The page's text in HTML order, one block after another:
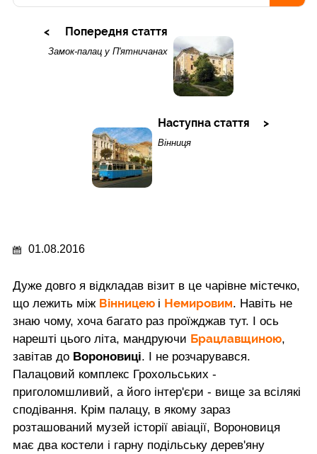
Попередня стаття
Замок-палац у П'ятничанах
Наступна стаття
Вінниця
01.08.2016
Дуже довго я відкладав візит в це чарівне містечко,
що лежить між Вінницею і Немировим. Навіть не
знаю чому, хоча багато раз проїжджав тут. І ось
нарешті цього літа, мандруючи Брацлавщиною,
завітав до Вороновиці. І не розчарувався.
Палацовий комплекс Грохольських -
приголомшливий, а його інтер'єри - вище за всілякі
сподівання. Крім палацу, в якому зараз
розташований музей історії авіації, Вороновиця
має два костели і гарну подільську дерев'яну